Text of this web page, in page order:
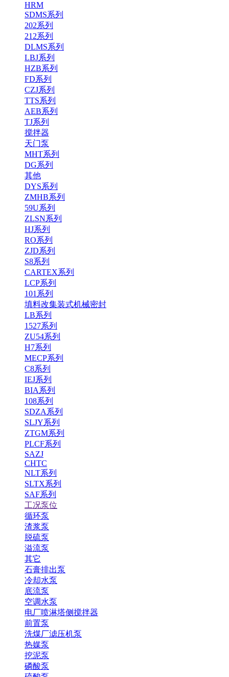
HRM
SDMS系列
202系列
212系列
DLMS系列
LBJ系列
HZB系列
FD系列
CZJ系列
TTS系列
AEB系列
TJ系列
搅拌器
天门泵
MHT系列
DG系列
其他
DYS系列
ZMHB系列
59U系列
ZLSN系列
HJ系列
RO系列
ZJD系列
S8系列
CARTEX系列
LCP系列
101系列
填料改集装式机械密封
LB系列
1527系列
ZU54系列
H7系列
MECP系列
C8系列
IEJ系列
BIA系列
108系列
SDZA系列
SLJY系列
ZTGM系列
PLCF系列
SAZJ
CHTC
NLT系列
SLTX系列
SAF系列
工况泵位
循环泵
渣浆泵
脱硫泵
溢流泵
其它
石膏排出泵
冷却水泵
底流泵
空调水泵
电厂喷淋塔侧搅拌器
前置泵
洗煤厂滤压机泵
热媒泵
挖泥泵
磷酸泵